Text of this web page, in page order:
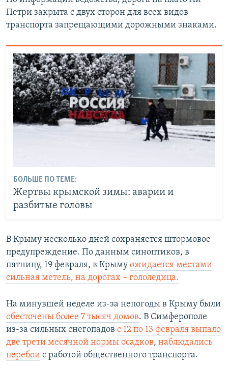
Петри закрыта с двух сторон для всех видов
транспорта запрещающими дорожными знаками.
БОЛЬШЕ ПО ТЕМЕ:
Жертвы крымской зимы: аварии и
разбитые головы
В Крыму несколько дней сохраняется штормовое
предупреждение. По данным синоптиков, в
пятницу, 19 февраля, в Крыму ожидается местами
сильная метель, на дорогах – гололедица.
На минувшей неделе из-за непогоды в Крыму были
обесточены более 7 тысяч домов. В Симферополе
из-за сильных снегопадов с 12 по 13 февраля выпало
две трети месячной нормы осадков, наблюдались
перебои с работой общественного транспорта.